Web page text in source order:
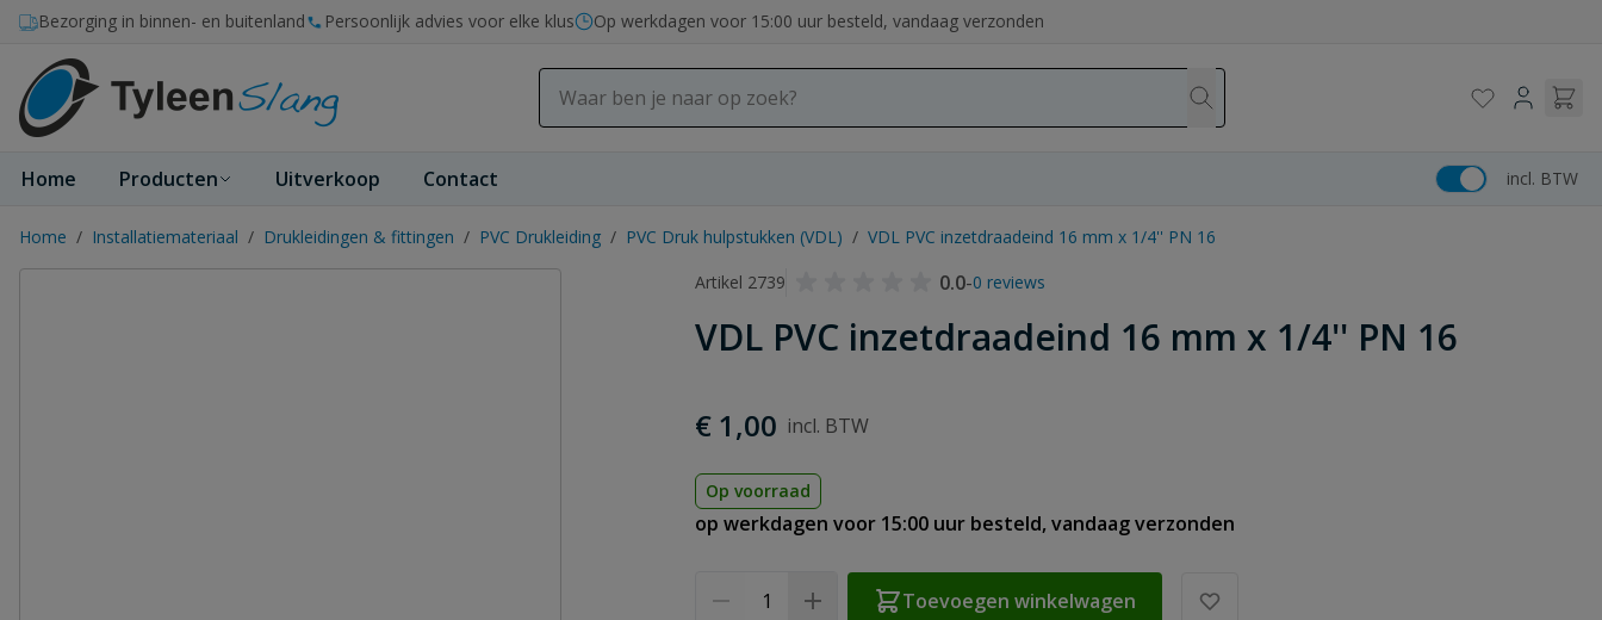
Ga naar de inhoud
Bezorging in binnen- en buitenland Persoonlijk advies voor elke klus Op werkdagen voor 15:00 uur besteld, vandaag verzonden
Home Producten Uitverkoop Contact incl. BTW
Home / Installatiemateriaal / Drukleidingen & fittingen / PVC Drukleiding / PVC Druk hulpstukken (VDL) / VDL PVC inzetdraadeind 16 mm x 1/4'' PN 16
Artikel 2739
0.0-0 reviews
VDL PVC inzetdraadeind 16 mm x 1/4'' PN 16
€ 1,00
Op voorraad
op werkdagen voor 15:00 uur besteld, vandaag verzonden
Toevoegen winkelwagen